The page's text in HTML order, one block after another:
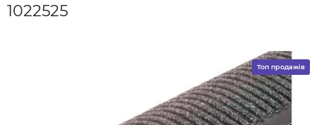
1022525
Топ продажів